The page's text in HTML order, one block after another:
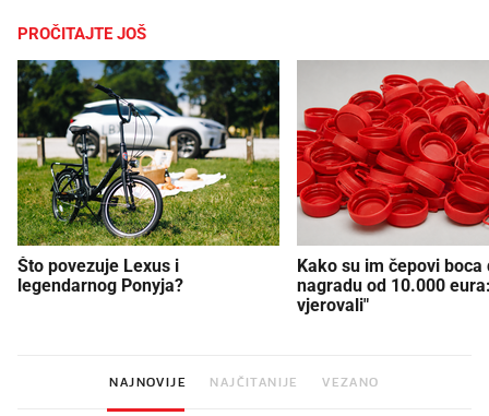
PROČITAJTE JOŠ
Što povezuje Lexus i
legendarnog Ponyja?
Kako su im čepovi boca
nagradu od 10.000
vjerovali"
NAJNOVIJE NAJČITANIJE VEZANO